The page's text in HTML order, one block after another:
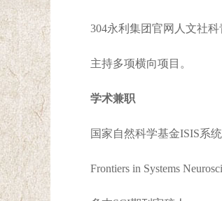
304永利集团官网人文社
主持多项横向项目。
学术兼职
国家自然科学基金ISIS系统
Frontiers in Systems